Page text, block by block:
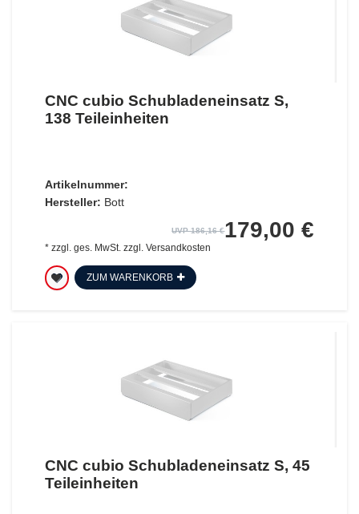
CNC cubio Schubladeneinsatz S,
138 Teileinheiten
Artikelnummer:
Hersteller: Bott
UVP 186,16 €179,00 €
* zzgl. ges. MwSt. zzgl. Versandkosten
ZUM WARENKORB
CNC cubio Schubladeneinsatz S, 45
Teileinheiten